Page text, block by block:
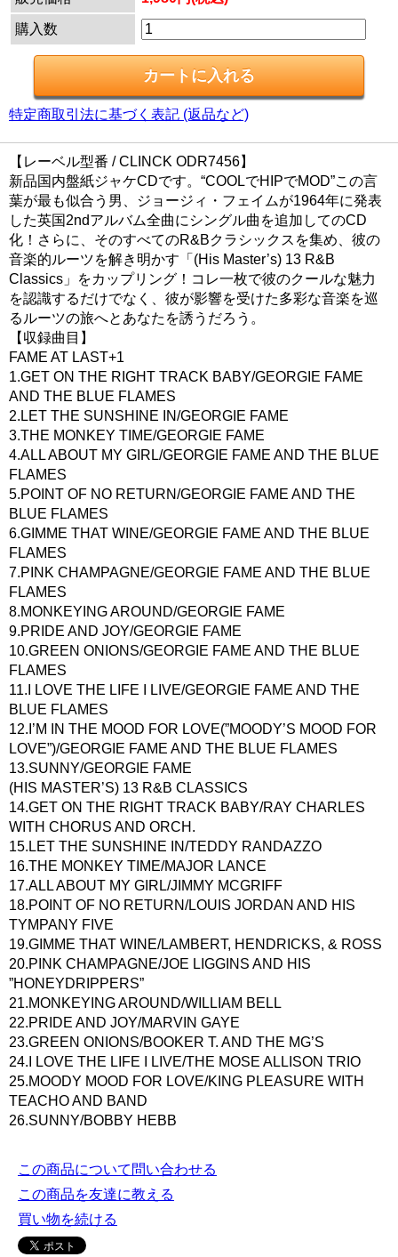
購入数
特定商取引法に基づく表記 (返品など)
【レーベル型番 / CLINCK ODR7456】
新品国内盤紙ジャケCDです。“COOLでHIPでMOD”この言
葉が最も似合う男、ジョージィ・フェイムが1964年に発表
した英国2ndアルバム全曲にシングル曲を追加してのCD
化！さらに、そのすべてのR&Bクラシックスを集め、彼の
音楽的ルーツを解き明かす「(His Master’s) 13 R&B
Classics」をカップリング！コレ一枚で彼のクールな魅力
を認識するだけでなく、彼が影響を受けた多彩な音楽を巡
るルーツの旅へとあなたを誘うだろう。
【収録曲目】
FAME AT LAST+1
1.GET ON THE RIGHT TRACK BABY/GEORGIE FAME
AND THE BLUE FLAMES
2.LET THE SUNSHINE IN/GEORGIE FAME
3.THE MONKEY TIME/GEORGIE FAME
4.ALL ABOUT MY GIRL/GEORGIE FAME AND THE BLUE
FLAMES
5.POINT OF NO RETURN/GEORGIE FAME AND THE
BLUE FLAMES
6.GIMME THAT WINE/GEORGIE FAME AND THE BLUE
FLAMES
7.PINK CHAMPAGNE/GEORGIE FAME AND THE BLUE
FLAMES
8.MONKEYING AROUND/GEORGIE FAME
9.PRIDE AND JOY/GEORGIE FAME
10.GREEN ONIONS/GEORGIE FAME AND THE BLUE
FLAMES
11.I LOVE THE LIFE I LIVE/GEORGIE FAME AND THE
BLUE FLAMES
12.I’M IN THE MOOD FOR LOVE(”MOODY’S MOOD FOR
LOVE”)/GEORGIE FAME AND THE BLUE FLAMES
13.SUNNY/GEORGIE FAME
(HIS MASTER’S) 13 R&B CLASSICS
14.GET ON THE RIGHT TRACK BABY/RAY CHARLES
WITH CHORUS AND ORCH.
15.LET THE SUNSHINE IN/TEDDY RANDAZZO
16.THE MONKEY TIME/MAJOR LANCE
17.ALL ABOUT MY GIRL/JIMMY MCGRIFF
18.POINT OF NO RETURN/LOUIS JORDAN AND HIS
TYMPANY FIVE
19.GIMME THAT WINE/LAMBERT, HENDRICKS, & ROSS
20.PINK CHAMPAGNE/JOE LIGGINS AND HIS
”HONEYDRIPPERS”
21.MONKEYING AROUND/WILLIAM BELL
22.PRIDE AND JOY/MARVIN GAYE
23.GREEN ONIONS/BOOKER T. AND THE MG’S
24.I LOVE THE LIFE I LIVE/THE MOSE ALLISON TRIO
25.MOODY MOOD FOR LOVE/KING PLEASURE WITH
TEACHO AND BAND
26.SUNNY/BOBBY HEBB
この商品について問い合わせる
この商品を友達に教える
買い物を続ける